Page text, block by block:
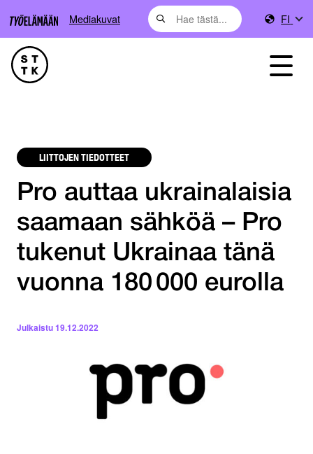
Mediakuvat FI
LIITTOJEN TIEDOTTEET
Pro auttaa ukrainalaisia
saamaan sähköä – Pro
tukenut Ukrainaa tänä
vuonna 180 000 eurolla
Julkaistu19.12.2022